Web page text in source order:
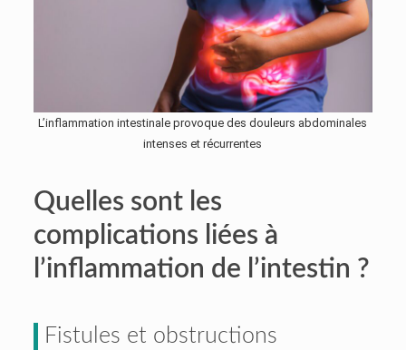
L’inflammation intestinale provoque des douleurs abdominales
intenses et récurrentes
Quelles sont les
complications liées à
l’inflammation de l’intestin ?
Fistules et obstructions